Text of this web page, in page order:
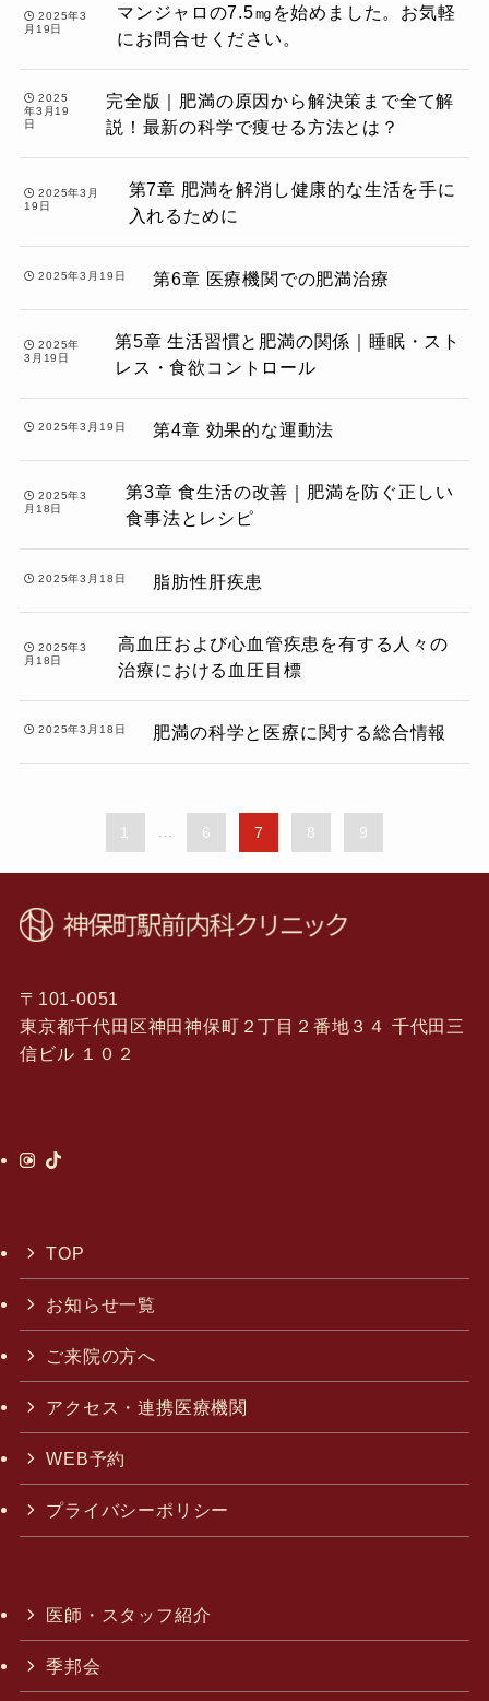
2025年3
月19日
マンジャロの7.5㎎を始めました。お気軽
にお問合せください。
2025
年3月19
日
完全版｜肥満の原因から解決策まで全て解
説！最新の科学で痩せる方法とは？
2025年3月
19日
第7章 肥満を解消し健康的な生活を手に
入れるために
2025年3月19日 第6章 医療機関での肥満治療
2025年
3月19日
第5章 生活習慣と肥満の関係｜睡眠・スト
レス・食欲コントロール
2025年3月19日 第4章 効果的な運動法
2025年3
月18日
第3章 食生活の改善｜肥満を防ぐ正しい
食事法とレシピ
2025年3月18日 脂肪性肝疾患
2025年3
月18日
高血圧および心血管疾患を有する人々の
治療における血圧目標
2025年3月18日 肥満の科学と医療に関する総合情報
1 ... 6 7 8 9
〒101-0051
東京都千代田区神田神保町２丁目２番地３４ 千代田三
信ビル １０２
TOP
お知らせ一覧
ご来院の方へ
アクセス・連携医療機関
WEB予約
プライバシーポリシー
医師・スタッフ紹介
季邦会